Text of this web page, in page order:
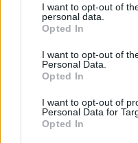
I want to opt-out of
personal data.
Opted In
I want to opt-out of
Personal Data.
Opted In
I want to opt-out of
Personal Data for
Opted In
Sommerpraten
– Finner roen på
ABONNEMENT